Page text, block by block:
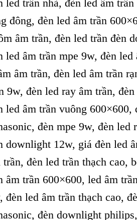
led trần nhà, đèn led âm
đông, đèn led âm trần
âm trần, đèn led trần đèn
led âm trần mpe 9w, đèn
âm trần, đèn led âm trần
9w, đèn led ray âm trần,
led âm trần vuông 600×600,
đèn mpe 9w, đèn led
downlight 12w, giá đèn led
trần, đèn led trần thạch cao,
âm trần 600×600, led âm
đèn led âm trần thạch cao,
đèn downlight